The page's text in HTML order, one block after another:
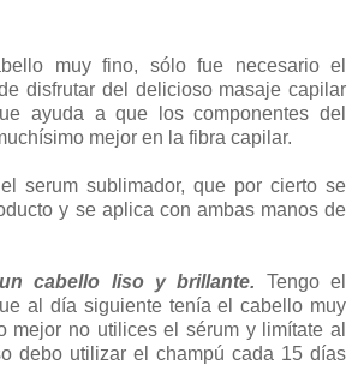
muy fino, sólo fue necesario el
disfrutar del delicioso masaje capilar
ayuda a que los componentes del
mejor en la fibra capilar.
serum sublimador, que por cierto se
y se aplica con ambas manos de
cabello liso y brillante. Tengo el
al día siguiente tenía el cabello muy
mejor no utilices el sérum y limítate al
debo utilizar el champú cada 15 días